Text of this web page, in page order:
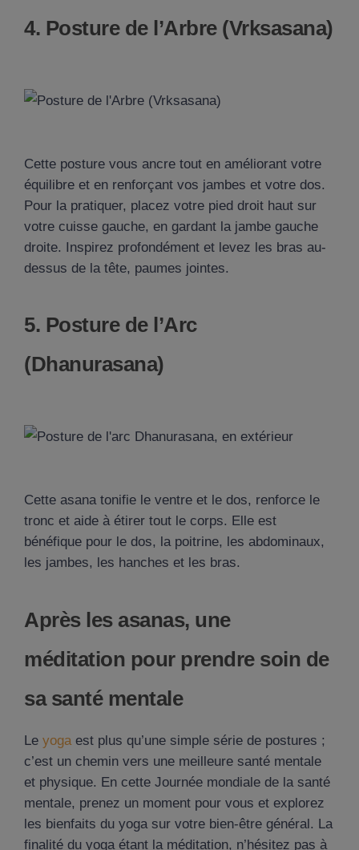
4. Posture de l’Arbre (Vrksasana)
Cette posture vous ancre tout en améliorant votre
équilibre et en renforçant vos jambes et votre dos.
Pour la pratiquer, placez votre pied droit haut sur
votre cuisse gauche, en gardant la jambe gauche
droite. Inspirez profondément et levez les bras au-
dessus de la tête, paumes jointes.
5. Posture de l’Arc
(Dhanurasana)
Cette asana tonifie le ventre et le dos, renforce le
tronc et aide à étirer tout le corps. Elle est
bénéfique pour le dos, la poitrine, les abdominaux,
les jambes, les hanches et les bras.
Après les asanas, une
méditation pour prendre soin de
sa santé mentale
Le yogaest plus qu’une simple série de postures ;
c’est un chemin vers une meilleure santé mentale
et physique. En cette Journée mondiale de la santé
mentale, prenez un moment pour vous et explorez
les bienfaits du yoga sur votre bien-être général. La
finalité du yoga étant la méditation, n’hésitez pas à